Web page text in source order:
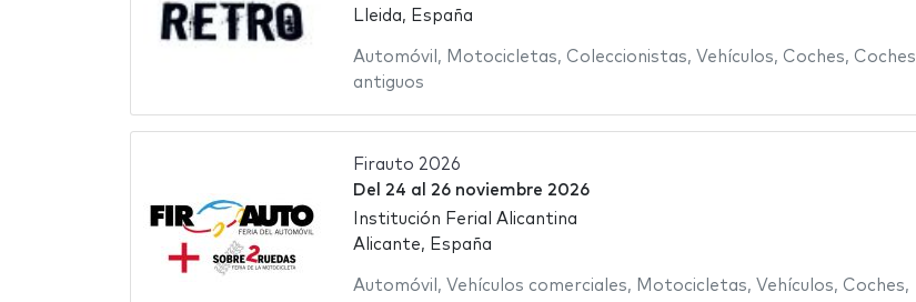
Lleida, España
Automóvil , Motocicletas, Coleccionistas, Vehículos, Coches, Coches
antiguos
Firauto 2026
Del 24 al 26 noviembre 2026
Institución Ferial Alicantina
Alicante, España
Automóvil , Vehículos comerciales, Motocicletas, Vehículos, Coches,